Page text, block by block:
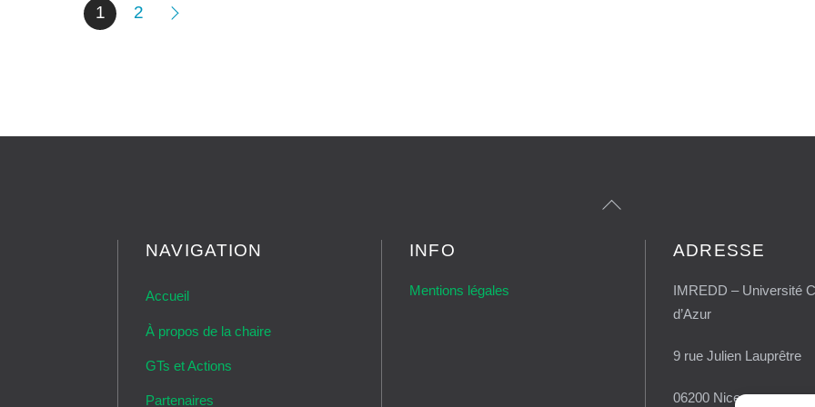
1 2
Back
NAVIGATION
Accueil
À propos de la chaire
GTs et Actions
Partenaires
INFO
Mentions légales
ADRESSE
IMREDD – Université
d’Azur
9 rue Julien Lauprêtre
06200 Nice